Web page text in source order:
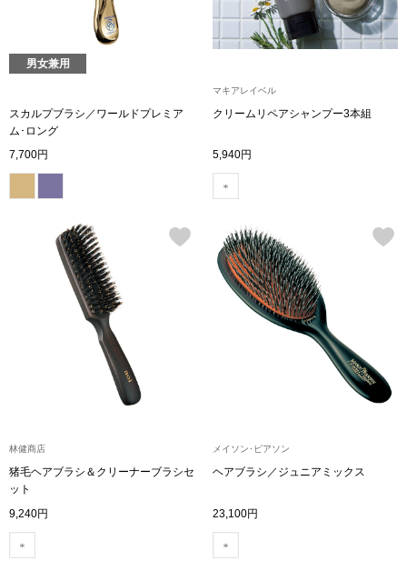
アクセサリー
ン雑貨
ポロシャツ
その他
ボトムス
男女兼用
スカルプブラシ／ワールドプレミア
ム･ロング
7,700円
マキアレイベル
クリームリペアシャンプー3本組
5,940円
林健商店
猪毛ヘアブラシ＆クリーナーブラシセ
ット
9,240円
メイソン･ピアソン
ヘアブラシ／ジュニアミックス
23,100円